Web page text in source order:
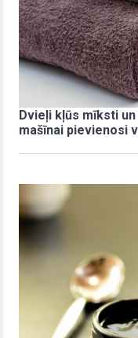
Dvieļi kļūs mīksti
mašīnai pievienosi